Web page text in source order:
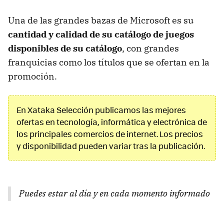
Una de las grandes bazas de Microsoft es su
cantidad y calidad de su catálogo de juegos
disponibles de su catálogo, con grandes
franquicias como los títulos que se ofertan en la
promoción.
En Xataka Selección publicamos las mejores
ofertas en tecnología, informática y electrónica de
los principales comercios de internet. Los precios
y disponibilidad pueden variar tras la publicación.
Puedes estar al día y en cada momento informado